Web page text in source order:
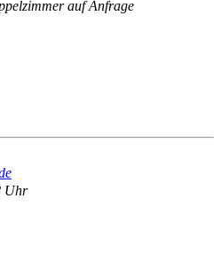
auf Anfrage
Uhr